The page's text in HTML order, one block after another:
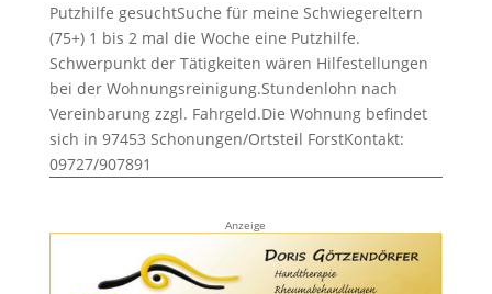
Putzhilfe gesuchtSuche für meine Schwiegereltern
(75+) 1 bis 2 mal die Woche eine Putzhilfe.
Schwerpunkt der Tätigkeiten wären Hilfestellungen
bei der Wohnungsreinigung.Stundenlohn nach
Vereinbarung zzgl. Fahrgeld.Die Wohnung befindet
sich in 97453 Schonungen/Ortsteil ForstKontakt:
09727/907891
Anzeige